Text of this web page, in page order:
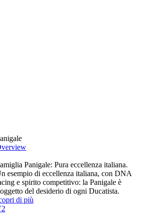
Panigale: Pura eccellenza italiana.
esempio di eccellenza italiana, con DNA
e spirito competitivo: la Panigale è
del desiderio di ogni Ducatista.
di più